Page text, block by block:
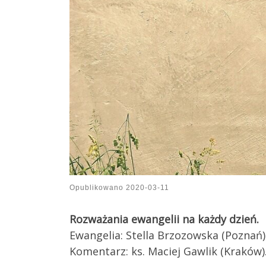
Opublikowano 2020-03-11
Rozważania ewangelii na każdy dzień.
Ewangelia: Stella Brzozowska
Komentarz: ks. Maciej Gawlik